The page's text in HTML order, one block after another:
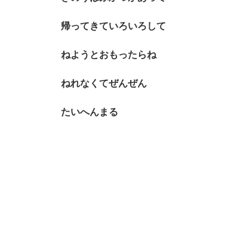
帰ってきていろいろして
ねようとおもったらね
ねれなくてぜんぜん
たいへんまる